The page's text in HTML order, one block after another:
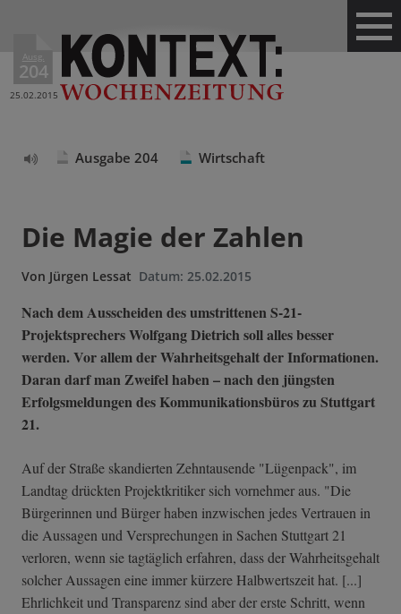
Ausg.
204
25.02.2015
Ausgabe 204 Wirtschaft
Die Magie der Zahlen
Von Jürgen Lessat Datum: 25.02.2015
Nach dem Ausscheiden des umstrittenen S-21-
Projektsprechers Wolfgang Dietrich soll alles besser
werden. Vor allem der Wahrheitsgehalt der Informationen.
Daran darf man Zweifel haben – nach den jüngsten
Erfolgsmeldungen des Kommunikationsbüros zu Stuttgart
21.
Auf der Straße skandierten Zehntausende "Lügenpack", im
Landtag drückten Projektkritiker sich vornehmer aus. "Die
Bürgerinnen und Bürger haben inzwischen jedes Vertrauen in
die Aussagen und Versprechungen in Sachen Stuttgart 21
verloren, wenn sie tagtäglich erfahren, dass der Wahrheitsgehalt
solcher Aussagen eine immer kürzere Halbwertszeit hat. [...]
Ehrlichkeit und Transparenz sind aber der erste Schritt, wenn